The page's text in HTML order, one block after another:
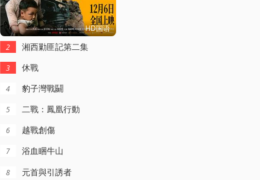
HD国语
2 湘西勦匪記第二集
3 休戰
4 豹子灣戰鬭
5 二戰：鳳凰行動
6 越戰創傷
7 浴血睏牛山
8 元首與引誘者